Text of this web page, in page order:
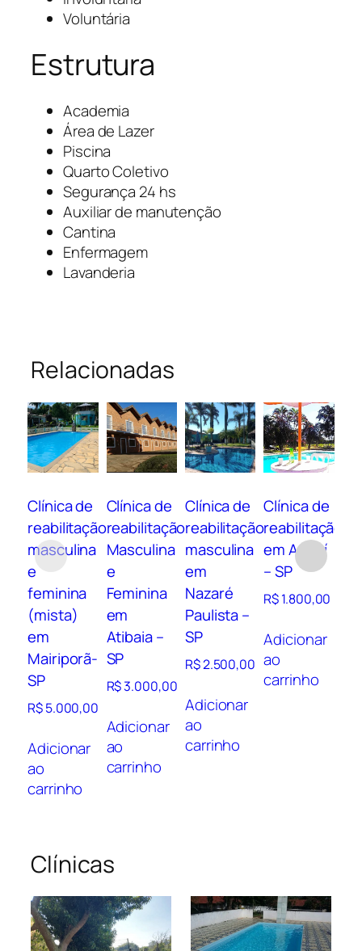
Voluntária
Estrutura
Academia
Área de Lazer
Piscina
Quarto Coletivo
Segurança 24 hs
Auxiliar de manutenção
Cantina
Enfermagem
Lavanderia
Relacionadas
Clínica de
reabilitação
masculina
e
feminina
(mista)
em
Mairiporã-
SP
R$5.000,00
Adicionar
ao
carrinho
Clínica de
reabilitação
Masculina
e
Feminina
em
Atibaia –
SP
R$3.000,00
Adicionar
ao
carrinho
Clínica de
reabilitação
masculina
em
Nazaré
Paulista –
SP
R$2.500,00
Adicionar
ao
carrinho
Clínica de
reabilitação
em Aguaí
– SP
R$1.800,00
Adicionar
ao
carrinho
Clínicas